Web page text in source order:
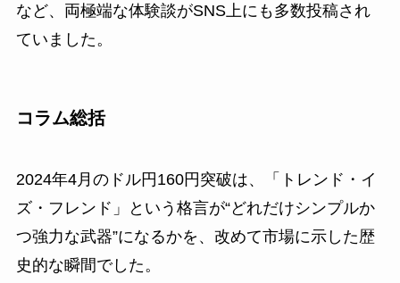
など、両極端な体験談がSNS上にも多数投稿され
ていました。
コラム総括
2024年4月のドル円160円突破は、「トレンド・イ
ズ・フレンド」という格言が“どれだけシンプルか
つ強力な武器”になるかを、改めて市場に示した歴
史的な瞬間でした。